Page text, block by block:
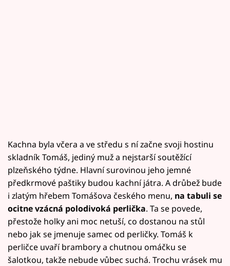
Kachna byla včera a ve středu s ní začne svoji hostinu
skladník Tomáš, jediný muž a nejstarší soutěžící
plzeňského týdne. Hlavní surovinou jeho jemné
předkrmové paštiky budou kachní játra. A drůbež bude
i zlatým hřebem Tomášova českého menu, na tabuli se
ocitne vzácná polodivoká perlička. Ta se povede,
přestože holky ani moc netuší, co dostanou na stůl
nebo jak se jmenuje samec od perličky. Tomáš k
perličce uvaří brambory a chutnou omáčku se
šalotkou, takže nebude vůbec suchá. Trochu vrásek mu